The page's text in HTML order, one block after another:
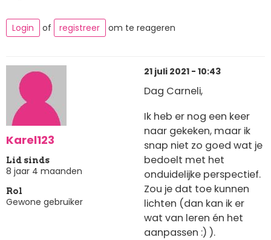
Login of registreer om te reageren
Karel123
Lid sinds
8 jaar 4 maanden
Rol
Gewone gebruiker
21 juli 2021 - 10:43
Dag Carneli,
Ik heb er nog een keer
naar gekeken, maar ik
snap niet zo goed wat je
bedoelt met het
onduidelijke perspectief.
Zou je dat toe kunnen
lichten (dan kan ik er
wat van leren én het
aanpassen :) ).